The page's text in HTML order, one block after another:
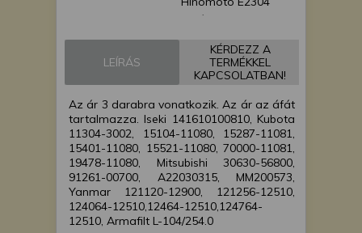
japán kistraktor
kistraktor
Hinomoto E25 japán
Hinomoto E25D
japán kistraktor
Hinomoto E2602
japán kistraktor
Hinomoto E2604
japán kistraktor
Hinomoto E262 japán
LEÍRÁS
KÉRDEZZ A
TERMÉKKEL
KAPCSOLATBAN!
Az ár 3 darabra vonatkozik. Az ár az áfát
tartalmazza. Iseki 141610100810, Kubota
11304-3002, 15104-11080, 15287-11081,
15401-11080, 15521-11080, 70000-11081,
19478-11080, Mitsubishi 30630-56800,
91261-00700, A22030315, MM200573,
Yanmar 121120-12900, 121256-12510,
124064-12510,12464-12510,124764-
12510, Armafilt L-104/254.0